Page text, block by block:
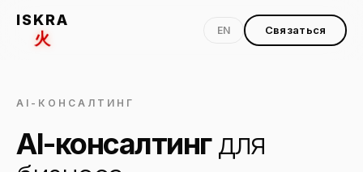
ISKRA
火 EN Связаться
AI-КОНСАЛТИНГ
AI-консалтингдля